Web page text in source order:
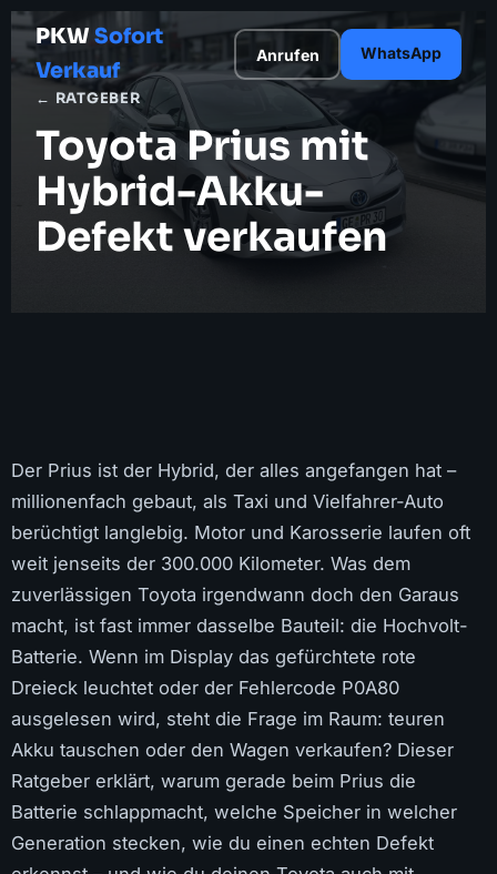
PKW Sofort
Verkauf
Anrufen WhatsApp
← RATGEBER
Toyota Prius mit
Hybrid-Akku-
Defekt verkaufen
Der Prius ist der Hybrid, der alles angefangen hat –
millionenfach gebaut, als Taxi und Vielfahrer-Auto
berüchtigt langlebig. Motor und Karosserie laufen oft
weit jenseits der 300.000 Kilometer. Was dem
zuverlässigen Toyota irgendwann doch den Garaus
macht, ist fast immer dasselbe Bauteil: die Hochvolt-
Batterie. Wenn im Display das gefürchtete rote
Dreieck leuchtet oder der Fehlercode P0A80
ausgelesen wird, steht die Frage im Raum: teuren
Akku tauschen oder den Wagen verkaufen? Dieser
Ratgeber erklärt, warum gerade beim Prius die
Batterie schlappmacht, welche Speicher in welcher
Generation stecken, wie du einen echten Defekt